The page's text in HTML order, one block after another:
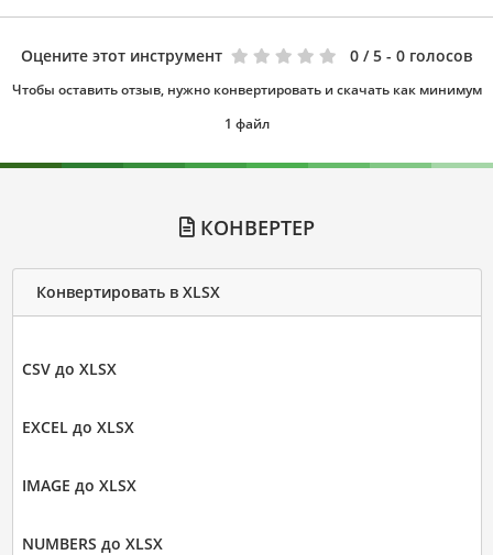
Оцените этот инструмент 0 / 5 - 0 голосов
Чтобы оставить отзыв, нужно конвертировать и скачать как минимум
1 файл
КОНВЕРТЕР
Конвертировать в XLSX
CSV до XLSX
EXCEL до XLSX
IMAGE до XLSX
NUMBERS до XLSX